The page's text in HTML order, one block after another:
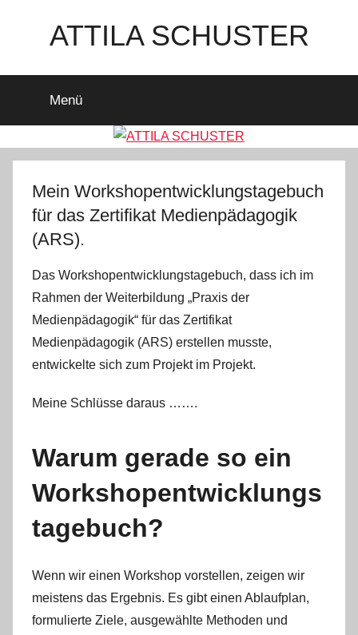
ATTILA SCHUSTER
spannendMenü
Mein Workshopentwicklungstagebuch
für das Zertifikat Medienpädagogik
(ARS).
Das Workshopentwicklungstagebuch, dass ich im
Rahmen der Weiterbildung „Praxis der
Medienpädagogik“ für das Zertifikat
Medienpädagogik (ARS) erstellen musste,
entwickelte sich zum Projekt im Projekt.
Meine Schlüsse daraus …….
Warum gerade so ein
Workshopentwicklungs
tagebuch?
Wenn wir einen Workshop vorstellen, zeigen wir
meistens das Ergebnis. Es gibt einen Ablaufplan,
formulierte Ziele, ausgewählte Methoden und